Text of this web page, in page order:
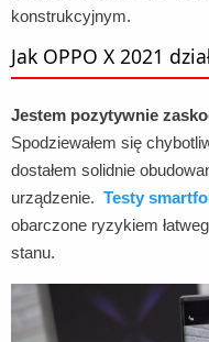
konstrukcyjnym.
Jak OPPO X 2021
Jestem pozytywnie
Spodziewałem się
dostałem solidnie
urządzenie. Testy
obarczone ryzykiem
stanu.